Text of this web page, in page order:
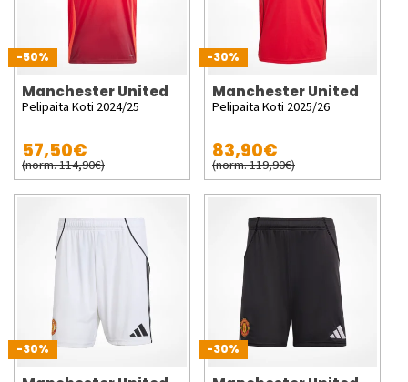
-50%
Manchester United
Pelipaita Koti 2024/25
57,50€
(norm. 114,90€)
-30%
Manchester United
Pelipaita Koti 2025/26
83,90€
(norm. 119,90€)
-30% -30%